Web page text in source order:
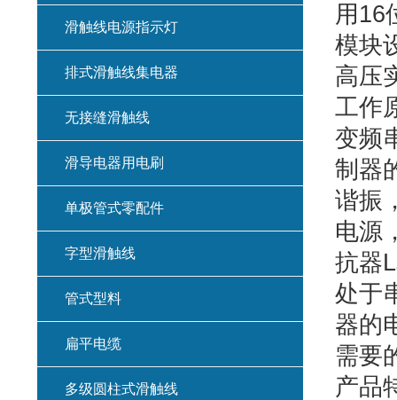
用16
模块
高压
工作
变频
制器
谐振
电源
抗器
处于
器的
需要
产品
滑触线电源指示灯
排式滑触线集电器
无接缝滑触线
滑导电器用电刷
单极管式零配件
字型滑触线
管式型料
扁平电缆
多级圆柱式滑触线